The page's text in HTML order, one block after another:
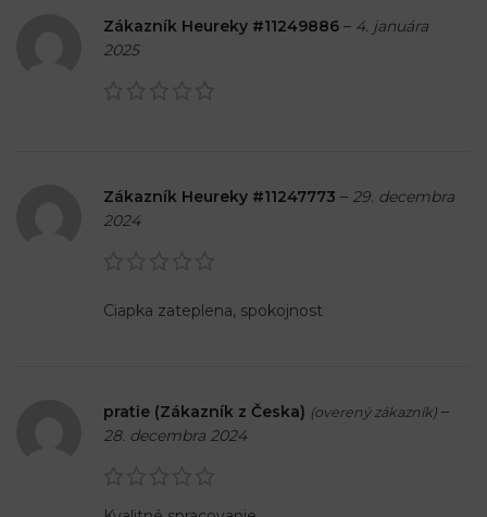
Zákazník Heureky #11249886 – 4. januára
2025
Zákazník Heureky #11247773 – 29. decembra
2024
Ciapka zateplena, spokojnost
pratie (Zákazník z Česka) (overený zákazník) –
28. decembra 2024